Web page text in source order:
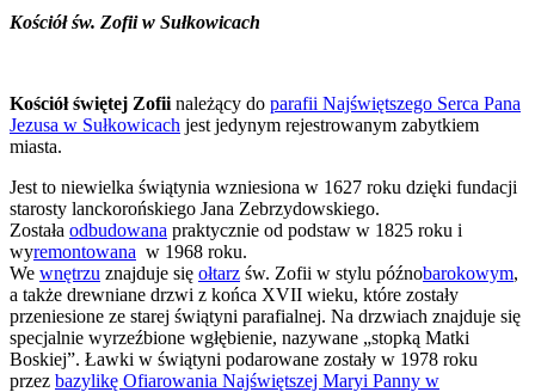
Kościół św. Zofii w Sułkowicach
Kościół świętej Zofii należący do parafii Najświętszego Serca Pana
Jezusa w Sułkowicach jest jedynym rejestrowanym zabytkiem
miasta.
Jest to niewielka świątynia wzniesiona w 1627 roku dzięki fundacji
starosty lanckorońskiego Jana Zebrzydowskiego.
Została odbudowana praktycznie od podstaw w 1825 roku i
wyremontowana w 1968 roku.
We wnętrzu znajduje się ołtarz św. Zofii w stylu późnobarokowym,
a także drewniane drzwi z końca XVII wieku, które zostały
przeniesione ze starej świątyni parafialnej. Na drzwiach znajduje się
specjalnie wyrzeźbione wgłębienie, nazywane „stopką Matki
Boskiej”. Ławki w świątyni podarowane zostały w 1978 roku
przez bazylikę Ofiarowania Najświętszej Maryi Panny w